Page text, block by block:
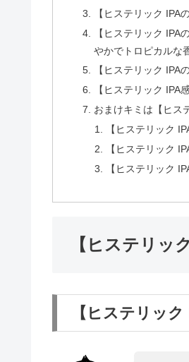
【ヒステリック IPA
【ヒステリック
やかでトロピカルな
【ヒステリック IPA
【ヒステリック IPA
おまけキミは【ヒス
【ヒステリック
【ヒステリック
【ヒステリック
【ヒステリッ
【ヒステリッ